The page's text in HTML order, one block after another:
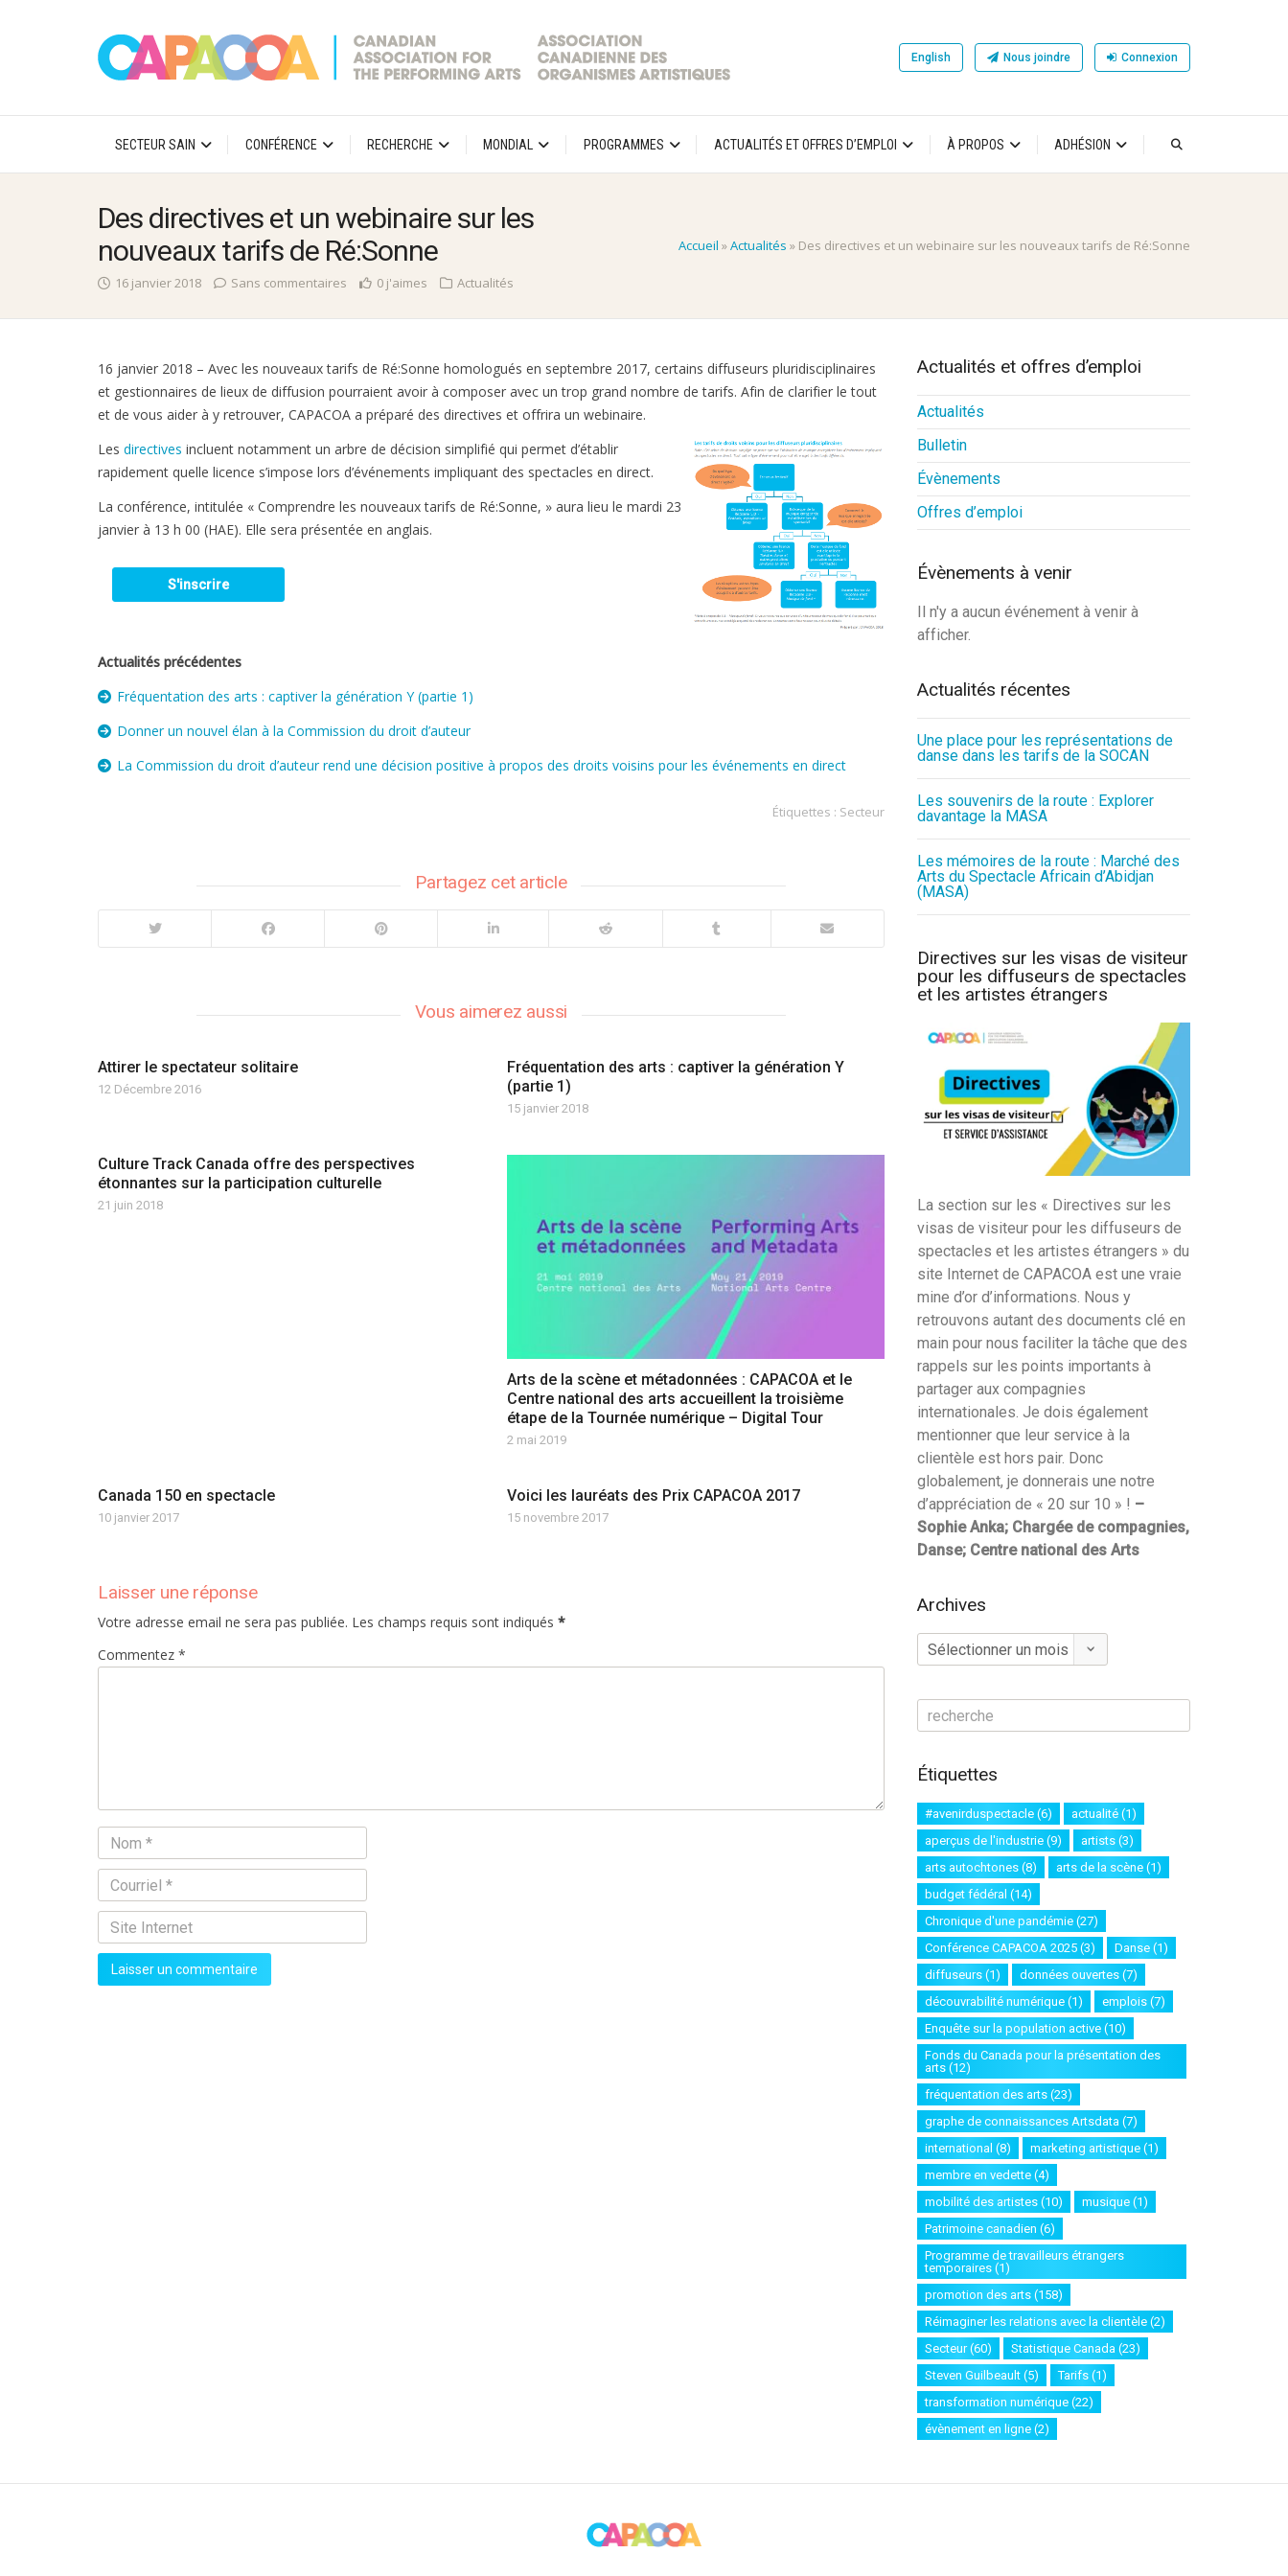
English Nous joindre Connexion
SECTEUR SAIN CONFÉRENCE RECHERCHE MONDIAL PROGRAMMES ACTUALITÉS ET OFFRES D’EMPLOI À PROPOS ADHÉSION
Accueil »Actualités » Des directives et un webinaire sur les nouveaux tarifs de Ré:Sonne
Des directives et un webinaire sur les
nouveaux tarifs de Ré:Sonne
16 janvier 2018 Sans commentaires 0 j'aimes Actualités
16 janvier 2018 – Avec les nouveaux tarifs de Ré:Sonne homologués en septembre 2017, certains diffuseurs pluridisciplinaires
et gestionnaires de lieux de diffusion pourraient avoir à composer avec un trop grand nombre de tarifs. Afin de clarifier le tout
et de vous aider à y retrouver, CAPACOA a préparé des directives et offrira un webinaire.
Les directives incluent notamment un arbre de décision simplifié qui permet d’établir
rapidement quelle licence s’impose lors d’événements impliquant des spectacles en direct.
La conférence, intitulée « Comprendre les nouveaux tarifs de Ré:Sonne, » aura lieu le mardi 23
janvier à 13 h 00 (HAE). Elle sera présentée en anglais.
Actualités précédentes
Fréquentation des arts : captiver la génération Y (partie 1)
Donner un nouvel élan à la Commission du droit d’auteur
La Commission du droit d’auteur rend une décision positive à propos des droits voisins pour les événements en direct
Étiquettes : Secteur
Partagez cet article
Vous aimerez aussi
Attirer le spectateur solitaire
12 Décembre 2016
Fréquentation des arts : captiver la génération Y
(partie 1)
15 janvier 2018
Culture Track Canada offre des perspectives
étonnantes sur la participation culturelle
21 juin 2018
Arts de la scène et métadonnées : CAPACOA et le
Centre national des arts accueillent la troisième
étape de la Tournée numérique – Digital Tour
2 mai 2019
Canada 150 en spectacle
10 janvier 2017
Voici les lauréats des Prix CAPACOA 2017
15 novembre 2017
Laisser une réponse
Votre adresse email ne sera pas publiée. Les champs requis sont indiqués *
Commentez *
Actualités et offres d’emploi
Actualités
Bulletin
Évènements
Offres d’emploi
Évènements à venir
Il n'y a aucun événement à venir à
afficher.
Actualités récentes
Une place pour les représentations de
danse dans les tarifs de la SOCAN
Les souvenirs de la route : Explorer
davantage la MASA
Les mémoires de la route : Marché des
Arts du Spectacle Africain d’Abidjan
(MASA)
Directives sur les visas de visiteur
pour les diffuseurs de spectacles
et les artistes étrangers
La section sur les « Directives sur les
visas de visiteur pour les diffuseurs de
spectacles et les artistes étrangers » du
site Internet de CAPACOA est une vraie
mine d’or d’informations. Nous y
retrouvons autant des documents clé en
main pour nous faciliter la tâche que des
rappels sur les points importants à
partager aux compagnies
internationales. Je dois également
mentionner que leur service à la
clientèle est hors pair. Donc
globalement, je donnerais une notre
d’appréciation de « 20 sur 10 » ! –
Sophie Anka; Chargée de compagnies,
Danse; Centre national des Arts
Archives
Archives
Étiquettes
#avenirduspectacle(6) actualité(1)
aperçus de l'industrie(9) artists(3)
arts autochtones(8) arts de la scène(1)
budget fédéral (14)
Chronique d'une pandémie(27)
Conférence CAPACOA 2025(3) Danse(1)
diffuseurs(1) données ouvertes(7)
découvrabilité numérique(1) emplois(7)
Enquête sur la population active(10)
Fonds du Canada pour la présentation des
arts(12)
fréquentation des arts(23)
graphe de connaissances Artsdata(7)
international (8) marketing artistique(1)
membre en vedette(4)
mobilité des artistes(10) musique(1)
Patrimoine canadien (6)
Programme de travailleurs étrangers
temporaires(1)
promotion des arts(158)
Réimaginer les relations avec la clientèle(2)
Secteur(60) Statistique Canada(23)
Steven Guilbeault(5) Tarifs(1)
transformation numérique(22)
évènement en ligne(2)